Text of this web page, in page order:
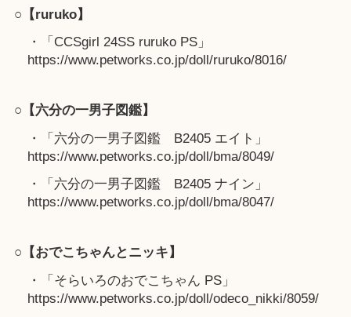
○【ruruko】
・「CCSgirl 24SS ruruko PS」
https://www.petworks.co.jp/doll/ruruko/8016/
○【六分の一男子図鑑】
・「六分の一男子図鑑 B2405 エイト」
https://www.petworks.co.jp/doll/bma/8049/
・「六分の一男子図鑑 B2405 ナイン」
https://www.petworks.co.jp/doll/bma/8047/
○【おでこちゃんとニッキ】
・「そらいろのおでこちゃん PS」
https://www.petworks.co.jp/doll/odeco_nikki/8059/